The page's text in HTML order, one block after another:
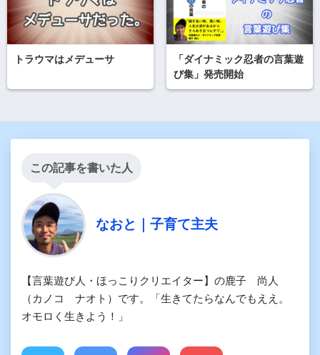
トラウマはメデューサ
「ダイナミック忍者の言葉遊
び集」発売開始
この記事を書いた人
なおと｜子育て主夫
【言葉遊び人・ほっこりクリエイター】の鹿子 尚人
（カノコ ナオト）です。「生きてたらなんでもええ。
オモロく生きよう！」